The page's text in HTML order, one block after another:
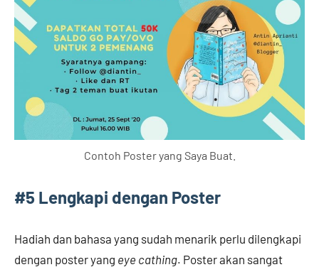
Contoh Poster yang Saya Buat.
#5 Lengkapi dengan Poster
Hadiah dan bahasa yang sudah menarik perlu dilengkapi
dengan poster yang eye cathing. Poster akan sangat